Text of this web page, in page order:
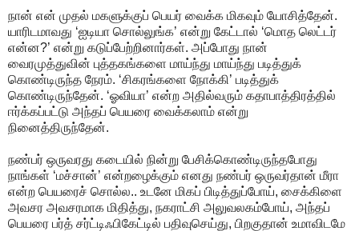
நான் என் முதல் மகளுக்குப் பெயர் வைக்க மிகவும் யோசித்தேன்.
யாரிடமாவது ‘ஐடியா சொல்லுங்க’ என்று கேட்டால் ‘மொத லெட்டர்
என்ன?’ என்று கடுப்பேற்றினார்கள். அப்போது நான்
வைரமுத்துவின் புத்தகங்களை மாய்ந்து மாய்ந்து படித்துக்
கொண்டிருந்த நேரம். ‘சிகரங்களை நோக்கி’ படித்துக்
கொண்டிருந்தேன். ‘ஓவியா’ என்ற அதில்வரும் கதாபாத்திரத்தில்
ஈர்க்கப்பட்டு அந்தப் பெயரை வைக்கலாம் என்று
நினைத்திருந்தேன்.
நண்பர் ஒருவரது கடையில் நின்று பேசிக்கொண்டிருந்தபோது
நாங்கள் ‘மச்சான்’ என்றழைக்கும் எனது நண்பர் ஒருவர்தான் மீரா
என்ற பெயரைச் சொல்ல.. உடனே மிகப் பிடித்துப்போய், சைக்கிளை
அவசர அவசரமாக மிதித்து, நகராட்சி அலுவலகம்போய், அந்தப்
பெயரை பர்த் சர்ட்டிஃபிகேட்டில் பதிவுசெய்து, பிறகுதான் உமாவிடமே